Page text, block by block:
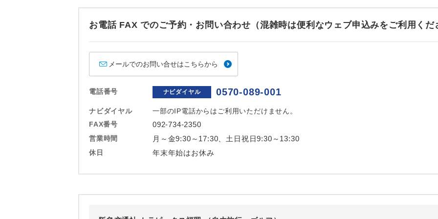
お電話 FAX でのご予約・お問い合わせ（混雑時は便利なウェブ申込みをご利用くだ
メールでのお問い合せはこちらから
電話番号 ナビダイヤル 0570-089-001
ナビダイヤル
一部のIP電話からはご利用いただけません。
FAX番号
092-734-2350
営業時間 月～金9:30～17:30、土日祝日9:30～13:30
休日 年末年始はお休み
ホテル指定 ご紹介するホテルを指定したコースです。
おひとり様バス2席利用 おひとり様でバス席を2席利⽤できます。